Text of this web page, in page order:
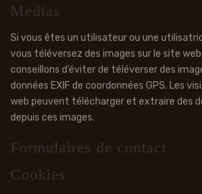
Médias
Si vous êtes un utilisateur ou une
vous téléversez des images sur le site
conseillons d’éviter de téléverser des
données EXIF de coordonnées GPS. Les
web peuvent télécharger et extraire des
depuis ces images.
Formulaires de contact
Cookies